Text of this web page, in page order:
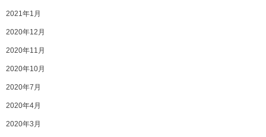
2021年1月
2020年12月
2020年11月
2020年10月
2020年7月
2020年4月
2020年3月